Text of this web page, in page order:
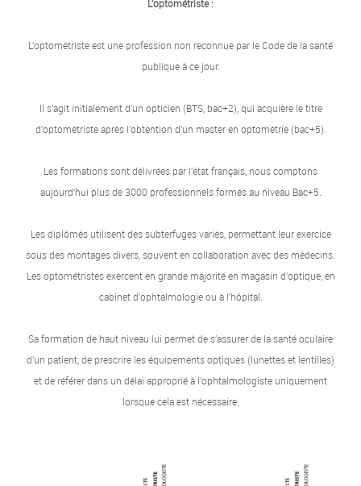
L’optométriste :
L’optométriste est une profession non reconnue par le Code de la santé
publique à ce jour.
Il s’agit initialement d’un opticien (BTS, bac+2), qui acquière le titre
d’optométriste après l’obtention d’un master en optométrie (bac+5).
Les formations sont délivrées par l’état français, nous comptons
aujourd’hui plus de 3000 professionnels formés au niveau Bac+5.
Les diplômés utilisent des subterfuges variés, permettant leur exercice
sous des montages divers, souvent en collaboration avec des médecins.
Les optométristes exercent en grande majorité en magasin d’optique, en
cabinet d’ophtalmologie ou à l’hôpital.
Sa formation de haut niveau lui permet de s’assurer de la santé oculaire
d’un patient, de prescrire les équipements optiques (lunettes et lentilles)
et de référer dans un délai approprié à l’ophtalmologiste uniquement
lorsque cela est nécessaire.